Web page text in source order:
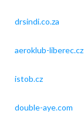
drsindi.co.za
aeroklub-liberec.cz
istob.cz
double-aye.com